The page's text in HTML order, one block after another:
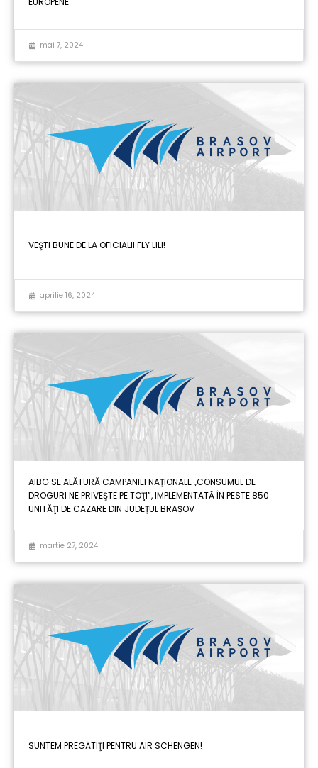
mai 7, 2024
VEŞTI BUNE DE LA OFICIALII FLY LILI!
aprilie 16, 2024
AIBG SE ALĂTURĂ CAMPANIEI NAȚIONALE „CONSUMUL DE
DROGURI NE PRIVEŞTE PE TOŢI”, IMPLEMENTATĂ ÎN PESTE 850
UNITĂŢI DE CAZARE DIN JUDEȚUL BRAȘOV
martie 27, 2024
SUNTEM PREGĂTIŢI PENTRU AIR SCHENGEN!